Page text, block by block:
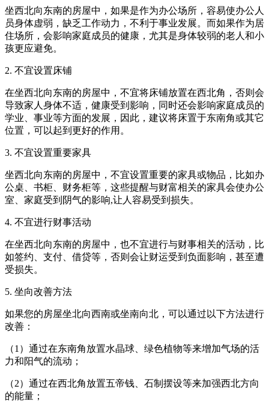
坐西北向东南的房屋中，如果是作为办公场所，容易使办公人
员身体虚弱，缺乏工作动力，不利于事业发展。而如果作为居
住场所，会影响家庭成员的健康，尤其是身体较弱的老人和小
孩更应避免。
2. 不宜设置床铺
在坐西北向东南的房屋中，不宜将床铺放置在西北角，否则会
导致家人身体不适，健康受到影响，同时还会影响家庭成员的
学业、事业等方面的发展，因此，建议将床置于东南角或其它
位置，可以起到更好的作用。
3. 不宜设置重要家具
坐西北向东南的房屋中，不宜设置重要的家具或物品，比如办
公桌、书柜、财务柜等，这些提醒与财富相关的家具会使办公
室、家庭受到阴气的影响,让人容易受到损失。
4. 不宜进行财事活动
在坐西北向东南的房屋中，也不宜进行与财事相关的活动，比
如签约、支付、借贷等，否则会让财运受到负面影响，甚至遭
受损失。
5. 坐向改善方法
如果您的房屋坐北向西南或坐南向北，可以通过以下方法进行
改善：
（1）通过在东南角放置水晶球、绿色植物等来增加气场的活
力和阳气的流动；
（2）通过在西北角放置五帝钱、石制摆设等来加强西北方向
的能量；